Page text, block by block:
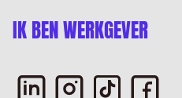
IK BEN WERKGEVER